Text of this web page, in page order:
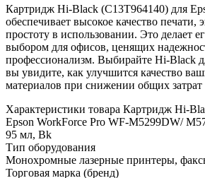
Картридж Hi-Black (C13T964140) для
обеспечивает высокое качество печати,
простоту в использовании. Это делает
выбором для офисов, ценящих
профессионализм. Выбирайте Hi-Black
вы увидите, как улучшится качество
материалов при снижении общих затрат
Характеристики товара Картридж Hi-
Epson WorkForce Pro WF-M5299DW/
95 мл, Bk
Тип оборудования
Монохромные лазерные принтеры,
Торговая марка (бренд)